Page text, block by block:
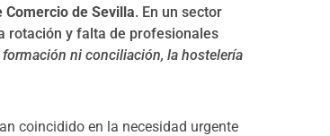
Comercio de Sevilla. En un sector
rotación y falta de profesionales
formación ni conciliación, la hostelería
coincidido en la necesidad urgente